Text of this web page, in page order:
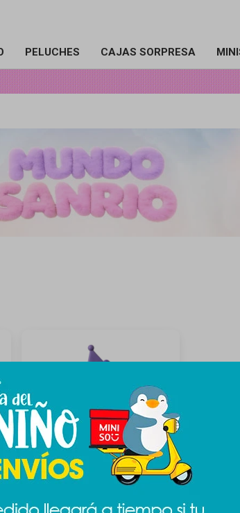
PELUCHES CAJAS SORPRESA
Soporte para celular Sanrio -